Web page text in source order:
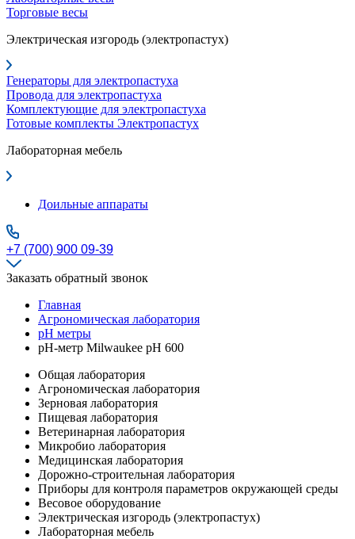
Торговые весы
Электрическая изгородь (электропастух)
Генераторы для электропастуха
Провода для электропастуха
Комплектующие для электропастуха
Готовые комплекты Электропастух
Лабораторная мебель
Доильные аппараты
+7 (700) 900 09-39
Заказать обратный звонок
Главная
Агрономическая лаборатория
pH метры
pH-метр Milwaukee pH 600
Общая лаборатория
Агрономическая лаборатория
Зерновая лаборатория
Пищевая лаборатория
Ветеринарная лаборатория
Микробио лаборатория
Медицинская лаборатория
Дорожно-строительная лаборатория
Приборы для контроля параметров окружающей среды
Весовое оборудование
Электрическая изгородь (электропастух)
Лабораторная мебель